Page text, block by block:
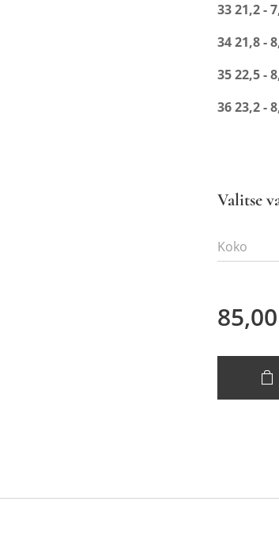
33 21,2 -
34 21,8 -
35 22,5 -
36 23,2 -
Valitse
Koko
85,00